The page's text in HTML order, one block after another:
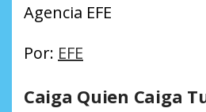
Agencia EFE
Por: EFE
Caiga Quien Caiga